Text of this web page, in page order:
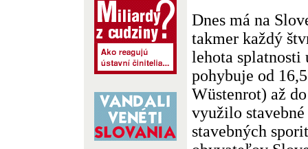
Dnes má na
takmer každý
lehota splatnosti
pohybuje od
Wüstenrot) až
využilo
stavebných